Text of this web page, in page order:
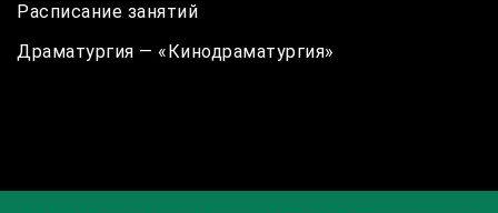
Расписание занятий
Драматургия — «Кинодраматургия»